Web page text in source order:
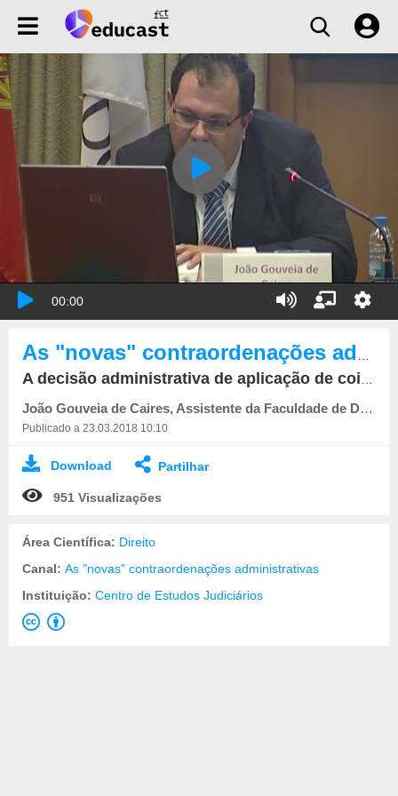
00:00
A decisão administrativa de aplicação de coima
João Gouveia de Caires, Assistente da Faculdade de Direito da Universidade de Lisboa
Publicado a 23.03.2018 10:10
Download Partilhar
951 Visualizações
Área Científica: Direito
Canal: As "novas" contraordenações administrativas
Instituição: Centro de Estudos Judiciários